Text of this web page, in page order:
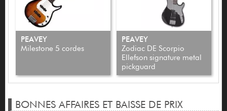
PEAVEY
Milestone 5 cordes
PEAVEY
Zodiac DE Scorpio
Ellefson signature metal
pickguard
BONNES AFFAIRES ET BAISSE DE PRIX